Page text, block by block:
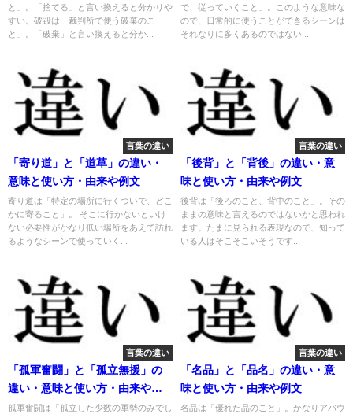
と」。「捨てる」と言い換えると分かりや
すい。破毀は「裁判所で使う破棄のこ
と」。「破棄」と言い換えると分か...
で、従っていくこと」。このような意味な
ので、日常的に使うことができるシーンは
それなりに多くあるのではない...
言葉の違い
「寄り道」と「道草」の違い・
意味と使い方・由来や例文
寄り道は「特定の場所に行くついで、どこ
かに寄ること」。 そこに行かないといけ
ない必要性がかなり低い場所をあえて訪れ
るようなシーンで使っていく...
言葉の違い
「後背」と「背後」の違い・意
味と使い方・由来や例文
後背は「後ろのこと、背中のこと」。その
ままの意味と言えるのではないかと思われ
ます。たまに見られる表現なので、知って
いる人はそこそこいそうです...
言葉の違い
「孤軍奮闘」と「孤立無援」の
違い・意味と使い方・由来や例
文
孤軍奮闘は「孤立した少数の軍勢のみでし
言葉の違い
「名品」と「品名」の違い・意
味と使い方・由来や例文
名品は「優れた品のこと」。かなりアバウ